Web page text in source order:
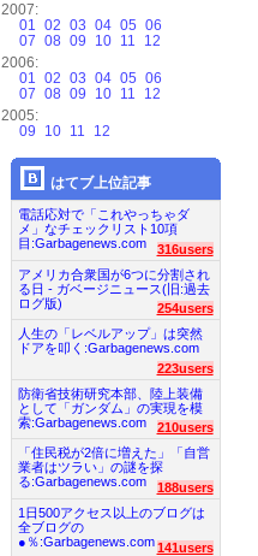
2007:
01 02 03 04 05 06
07 08 09 10 11
12
2006:
01 02 03 04 05 06
07 08 09 10 11
12
2005:
09
10 11 12
はてブ上位記事
電話応対で「これやっちゃダ
メ」なチェックリスト10項
目:Garbagenews.com
316users
アメリカ合衆国が6つに分割され
る日 - ガベージニュース(旧:過去
ログ版)
254users
人生の「レベルアップ」は突然
ドアを叩く:Garbagenews.com
223users
防衛省技術研究本部、陸上装備
として「ガンダム」の実現を模
索:Garbagenews.com
210users
「住民税が2倍に増えた」「自営
業者はツラい」の謎を探
る:Garbagenews.com
188users
1日500アクセス以上のブログは
全ブログの
●％:Garbagenews.com 141users